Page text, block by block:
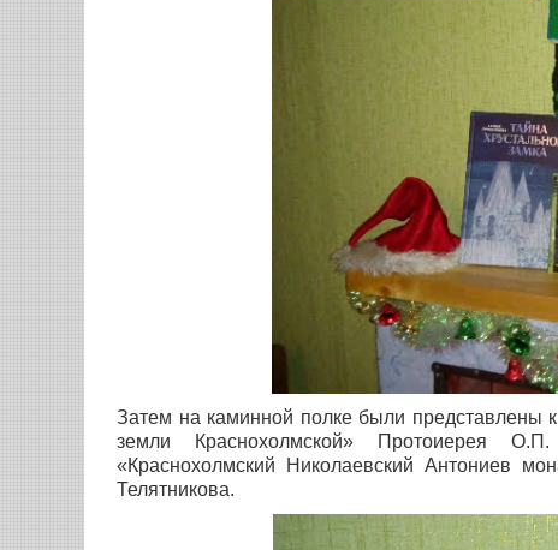
Затем на каминной полке были представлены
земли Краснохолмской» Протоиерея
«Краснохолмский Николаевский Антониев
Телятникова.